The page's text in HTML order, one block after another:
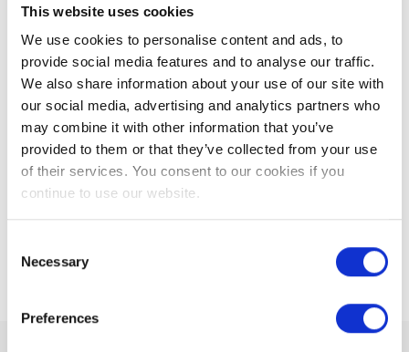
This website uses cookies
We use cookies to personalise content and ads, to
provide social media features and to analyse our traffic.
We also share information about your use of our site with
our social media, advertising and analytics partners who
may combine it with other information that you’ve
provided to them or that they’ve collected from your use
of their services. You consent to our cookies if you
continue to use our website.
Selection
Necessary
Preferences
TÉMOIGNAGES
événements estivaux à Butler House & Garden, les temps
local, les artisans de Castle Yard, des expériences culinaires
et bien plus encore.
CLIQUEZ ICI POUR LIRE LE
PREMIER NUMÉRO DE CIVIC
TIMES.